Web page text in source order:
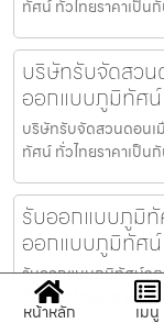
ทัศน์ ทั่วไทยราคาเป็น
บริษัทรับจัดสวน
ออกแบบภูมิทัศน์
บริษัทรับจัดสวนดอน
ทัศน์ ทั่วไทยราคาเป็น
รับออกแบบภูมิ
ออกแบบภูมิทัศน์
รับออกแบบภูมิทัศน์จ
ทัศน์ ทั่วไทยราคาเป็
หน้าหลัก เมนู